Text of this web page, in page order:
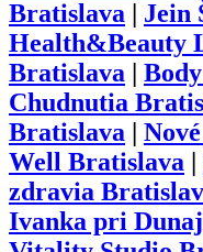
Bratislava
Jein
Health&Beauty
Bratislava
Chudnutia
Bratislava
Well Bratislava
zdravia
Ivanka pri